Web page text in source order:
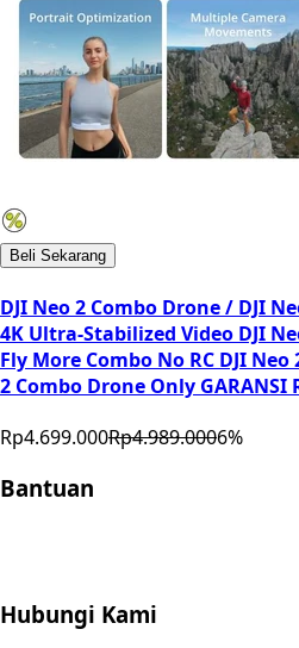
Beli Sekarang
DJI Neo 2 Combo Drone / DJI
4K Ultra-Stabilized Video DJI
Fly More Combo No RC DJI
2 Combo Drone Only GARANSI
Rp4.699.000Rp4.989.0006%
Bantuan
Hubungi Kami